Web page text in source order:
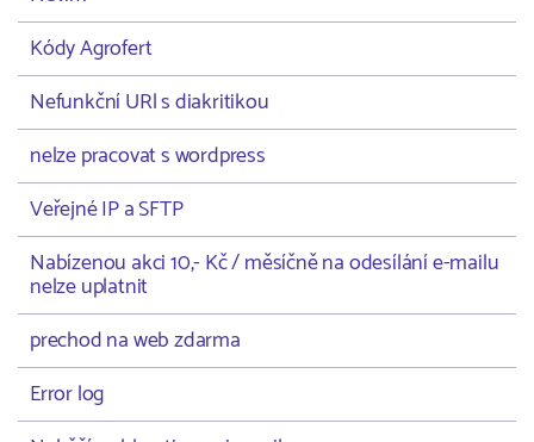
Kódy Agrofert
Nefunkční URl s diakritikou
nelze pracovat s wordpress
Veřejné IP a SFTP
Nabízenou akci 10,- Kč / měsíčně na odesílání e-mailu
nelze uplatnit
prechod na web zdarma
Error log